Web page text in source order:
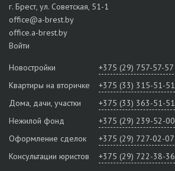
г. Брест, ул. Советская, 51-1
office@a-brest.by
office.a-brest.by
Войти
Новостройки
+375 (29) 757-57-57
Квартиры на вторичке
+375 (33) 315-51-51
Дома, дачи, участки
+375 (33) 363-51-51
Нежилой фонд
+375 (29) 239-52-00
Оформление сделок
+375 (29) 727-02-07
Консультации юристов
+375 (29) 722-38-36